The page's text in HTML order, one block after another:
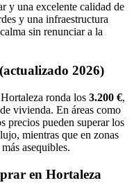
y una excelente calidad de
y una infraestructura
sin renunciar a la
2026)
ronda los 3.200 €,
vivienda. En áreas como
precios pueden superar los
mientras que en zonas
asequibles.
en Hortaleza